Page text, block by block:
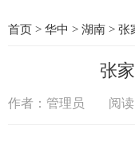
首页 > 华中 > 湖南 > 张
张
作者：管理员 阅读